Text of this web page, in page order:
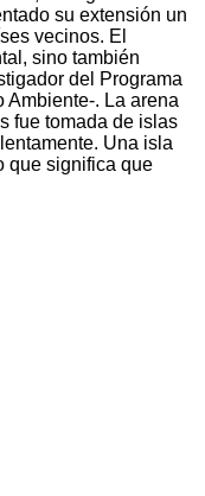
su extensión un
vecinos. El
sino también
del Programa
. La arena
fue tomada de islas
Una isla
que significa que